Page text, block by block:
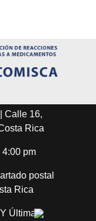
Calle 16,
Rica
4:00 pm
postal
Rica
Última